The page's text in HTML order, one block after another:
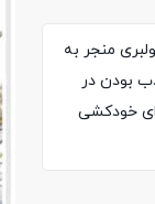
منجر به
و مودب بودن در
خودکشی